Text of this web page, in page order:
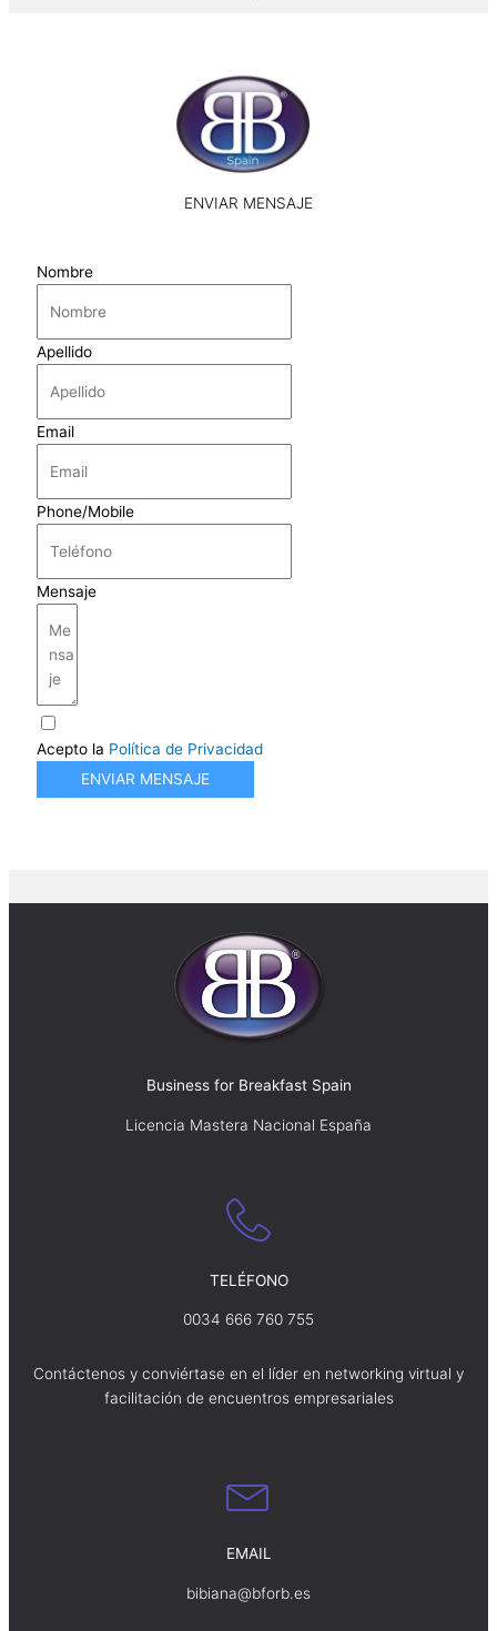
ENVIAR MENSAJE
Nombre
Apellido
Email
Phone/Mobile
Mensaje
Acepto la Política de Privacidad
ENVIAR MENSAJE
Business for Breakfast Spain
Licencia Mastera Nacional España
TELÉFONO
0034 666 760 755
Contáctenos y conviértase en el líder en networking virtual y
facilitación de encuentros empresariales
EMAIL
bibiana@bforb.es